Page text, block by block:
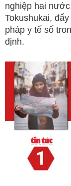
nghiệp hai
Tokushukai,
pháp y tế số
định.